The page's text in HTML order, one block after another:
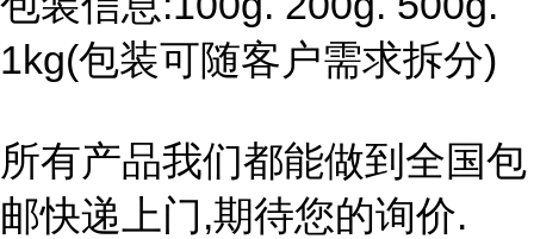
1kg(包装可随客户需求拆分)
所有产品我们都能做到全国包
邮快递上门,期待您的询价.